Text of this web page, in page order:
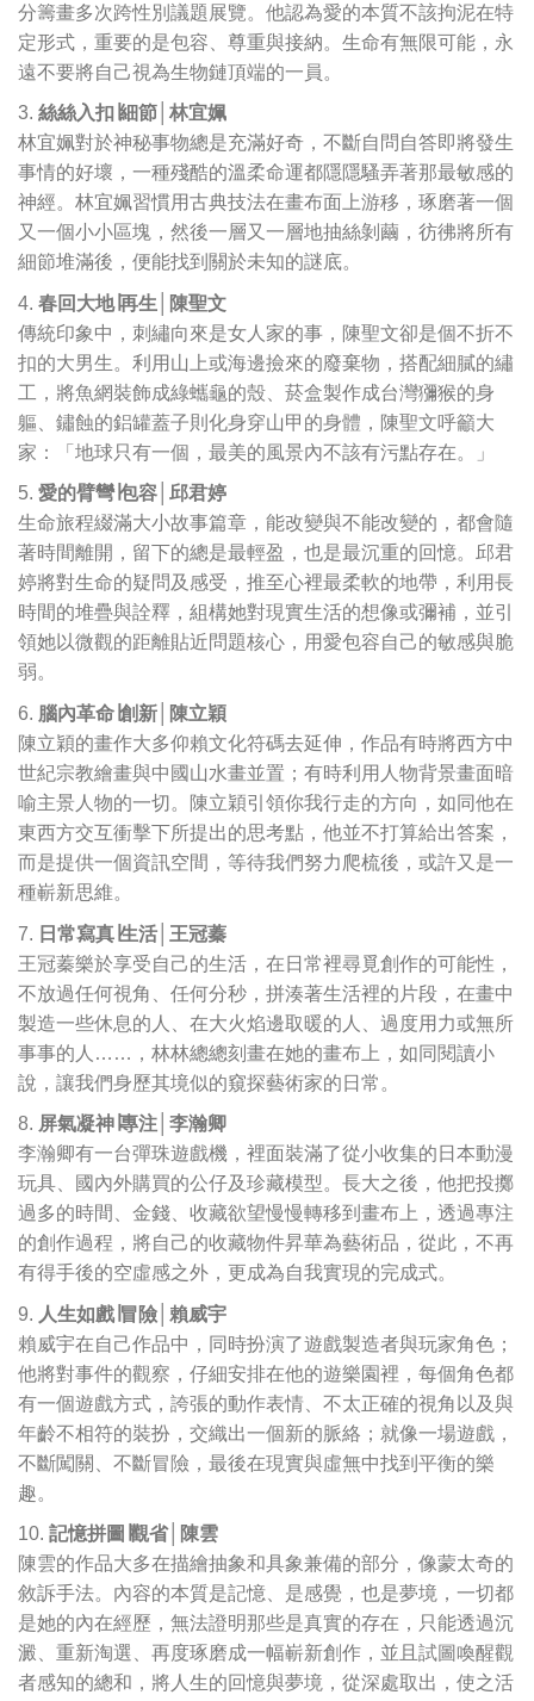
分籌畫多次跨性別議題展覽。他認為愛的本質不該拘泥在特
定形式，重要的是包容、尊重與接納。生命有無限可能，永
遠不要將自己視為生物鏈頂端的一員。
絲絲入扣∣細節│林宜姵
林宜姵對於神秘事物總是充滿好奇，不斷自問自答即將發生
事情的好壞，一種殘酷的溫柔命運都隱隱騷弄著那最敏感的
神經。林宜姵習慣用古典技法在畫布面上游移，琢磨著一個
又一個小小區塊，然後一層又一層地抽絲剝繭，彷彿將所有
細節堆滿後，便能找到關於未知的謎底。
春回大地∣再生│陳聖文
傳統印象中，刺繡向來是女人家的事，陳聖文卻是個不折不
扣的大男生。利用山上或海邊撿來的廢棄物，搭配細膩的繡
工，將魚網裝飾成綠蠵龜的殼、菸盒製作成台灣獼猴的身
軀、鏽蝕的鋁罐蓋子則化身穿山甲的身體，陳聖文呼籲大
家：「地球只有一個，最美的風景內不該有污點存在。」
愛的臂彎∣包容│邱君婷
生命旅程綴滿大小故事篇章，能改變與不能改變的，都會隨
著時間離開，留下的總是最輕盈，也是最沉重的回憶。邱君
婷將對生命的疑問及感受，推至心裡最柔軟的地帶，利用長
時間的堆疊與詮釋，組構她對現實生活的想像或彌補，並引
領她以微觀的距離貼近問題核心，用愛包容自己的敏感與脆
弱。
腦內革命∣創新│陳立穎
陳立穎的畫作大多仰賴文化符碼去延伸，作品有時將西方中
世紀宗教繪畫與中國山水畫並置；有時利用人物背景畫面暗
喻主景人物的一切。陳立穎引領你我行走的方向，如同他在
東西方交互衝擊下所提出的思考點，他並不打算給出答案，
而是提供一個資訊空間，等待我們努力爬梳後，或許又是一
種嶄新思維。
日常寫真∣生活│王冠蓁
王冠蓁樂於享受自己的生活，在日常裡尋覓創作的可能性，
不放過任何視角、任何分秒，拼湊著生活裡的片段，在畫中
製造一些休息的人、在大火焰邊取暖的人、過度用力或無所
事事的人……，林林總總刻畫在她的畫布上，如同閱讀小
說，讓我們身歷其境似的窺探藝術家的日常。
屏氣凝神∣專注│李瀚卿
李瀚卿有一台彈珠遊戲機，裡面裝滿了從小收集的日本動漫
玩具、國內外購買的公仔及珍藏模型。長大之後，他把投擲
過多的時間、金錢、收藏欲望慢慢轉移到畫布上，透過專注
的創作過程，將自己的收藏物件昇華為藝術品，從此，不再
有得手後的空虛感之外，更成為自我實現的完成式。
人生如戲∣冒險│賴威宇
賴威宇在自己作品中，同時扮演了遊戲製造者與玩家角色；
他將對事件的觀察，仔細安排在他的遊樂園裡，每個角色都
有一個遊戲方式，誇張的動作表情、不太正確的視角以及與
年齡不相符的裝扮，交織出一個新的脈絡；就像一場遊戲，
不斷闖關、不斷冒險，最後在現實與虛無中找到平衡的樂
趣。
記憶拼圖∣觀省│陳雲
陳雲的作品大多在描繪抽象和具象兼備的部分，像蒙太奇的
敘訴手法。內容的本質是記憶、是感覺，也是夢境，一切都
是她的內在經歷，無法證明那些是真實的存在，只能透過沉
澱、重新淘選、再度琢磨成一幅嶄新創作，並且試圖喚醒觀
者感知的總和，將人生的回憶與夢境，從深處取出，使之活